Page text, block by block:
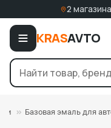
2
KRASAVTO
Базовая эмаль для